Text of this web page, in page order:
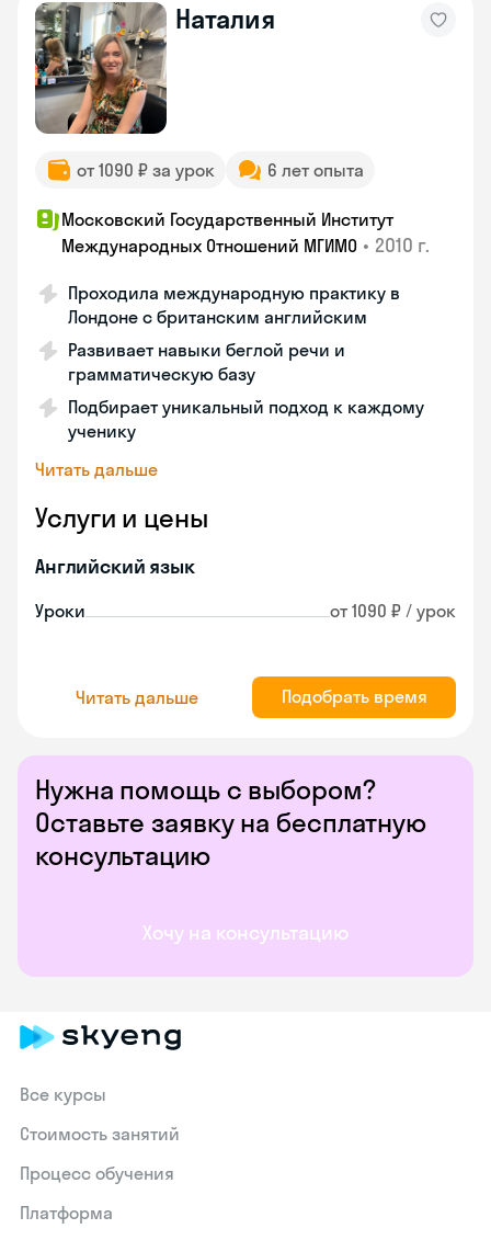
Нужна помощь с выбором?
Оставьте заявку на бесплатную
консультацию
Хочу на консультацию
Наталия
от 1090 ₽ за урок 6 лет опыта
Московский Государственный Институт
Международных Отношений МГИМО • 2010 г.
Проходила международную практику в
Лондоне с британским английским
Развивает навыки беглой речи и
грамматическую базу
Подбирает уникальный подход к каждому
ученику
Читать дальше
Услуги и цены
Английский язык
Уроки от 1090 ₽ / урок
Читать дальше Подобрать время
Все курсы
Стоимость занятий
Процесс обучения
Платформа